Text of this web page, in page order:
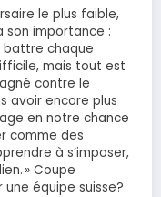
le plus faible,
son importance :
battre chaque
mais tout est
contre le
avoir encore plus
en notre chance
comme des
à s’imposer,
» Coupe
équipe suisse?